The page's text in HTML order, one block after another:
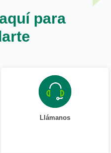
para
Llámanos